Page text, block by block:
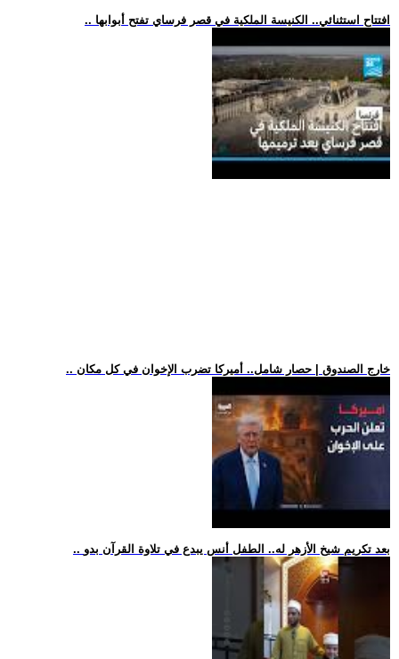
.. افتتاح استثنائي.. الكنيسة الملكية في قصر فرساي تفتح أبوابها
.. خارج الصندوق | حصار شامل.. أميركا تضرب الإخوان في كل مكان
.. بعد تكريم شيخ الأزهر له.. الطفل أنس يبدع في تلاوة القرآن بدو